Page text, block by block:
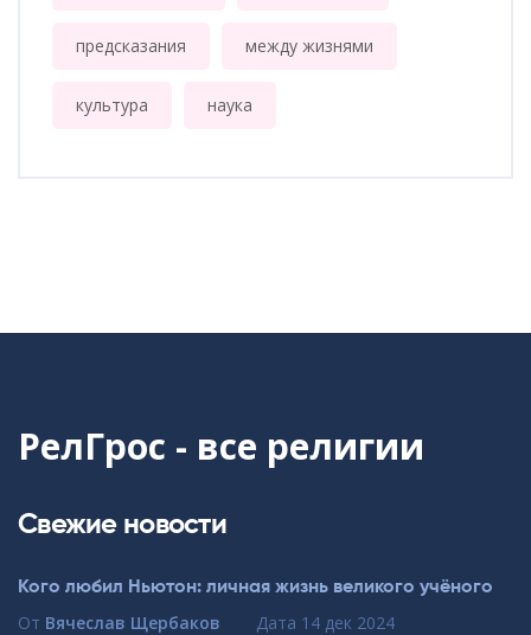
предсказания между жизнями
культура наука
РелГрос - все религии
Свежие новости
Кого любил Ньютон: личная жизнь великого учёного
От Вячеслав Щербаков Дата 14 дек 2024